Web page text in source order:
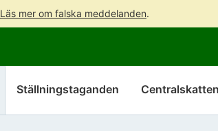
Läs mer om falska meddelanden.
till
innehållet
hela
webbplatsens
Ställningstaganden